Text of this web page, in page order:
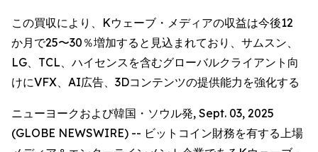
この買収により、Kウェーブ・メディアの収益は今後12
か月で25〜30％増加すると見込まれており、サムスン、
LG、TCL、ハイセンスを含むグローバルクライアント向
けにVFX、AI広告、3Dコンテンツの提供能力を強化する
ニューヨークおよび韓国・ソウル発, Sept. 03, 2025
(GLOBE NEWSWIRE) -- ビットコイン財務を有する上場